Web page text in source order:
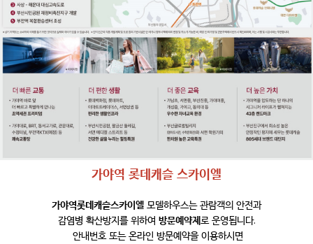
가야역 롯데캐슬 스카이엘
가야역롯데캐슬스카이엘 모델하우스는 관람객의 안전과
감염병 확산방지를 위하여 방문예약제로 운영됩니다.
안내번호 또는 온라인 방문예약을 이용하시면